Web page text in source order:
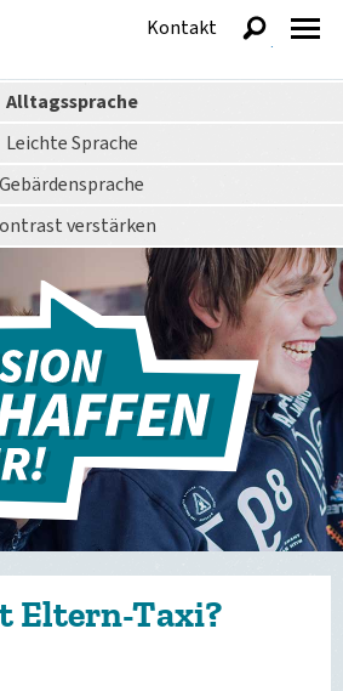
Alltagssprache
Leichte Sprache
Gebärdensprache
verstärken
Kontakt
anzeigen
Eltern-Taxi?